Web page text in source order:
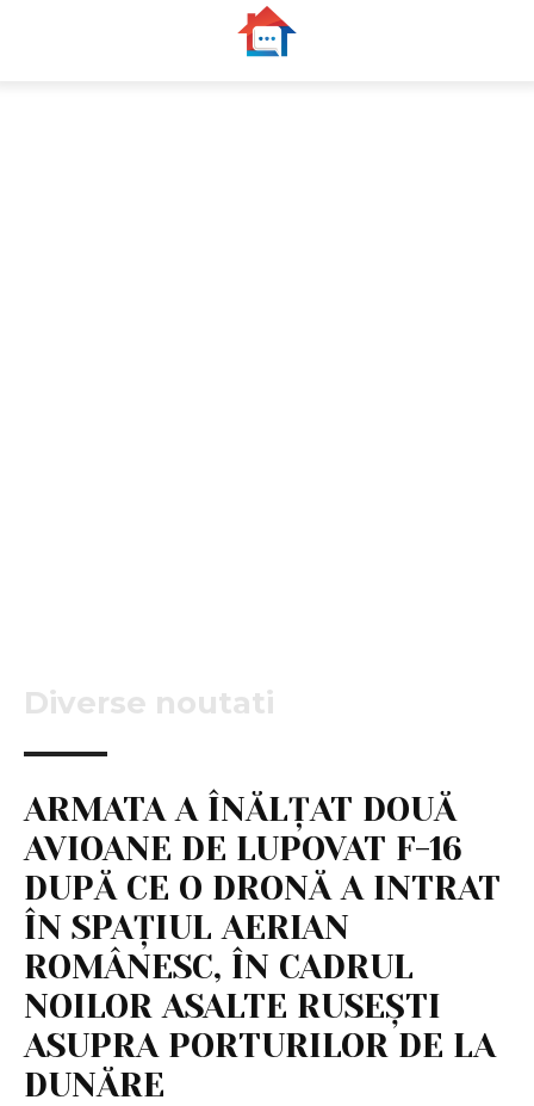
Diverse noutati
ARMATA A ÎNĂLȚAT DOUĂ
AVIOANE DE LUPOVAT F-16
DUPĂ CE O DRONĂ A INTRAT
ÎN SPAȚIUL AERIAN
ROMÂNESC, ÎN CADRUL
NOILOR ASALTE RUSEȘTI
ASUPRA PORTURILOR DE LA
DUNĂRE